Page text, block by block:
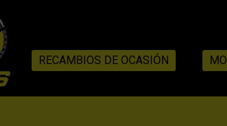
RECAMBIOS DE OCASIÓN